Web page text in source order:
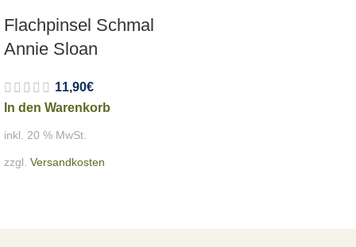
Flachpinsel Schmal
Annie Sloan
11,90€
In den Warenkorb
inkl. 20 % MwSt.
zzgl. Versandkosten